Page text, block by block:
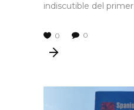
indiscutible del primer
0 0